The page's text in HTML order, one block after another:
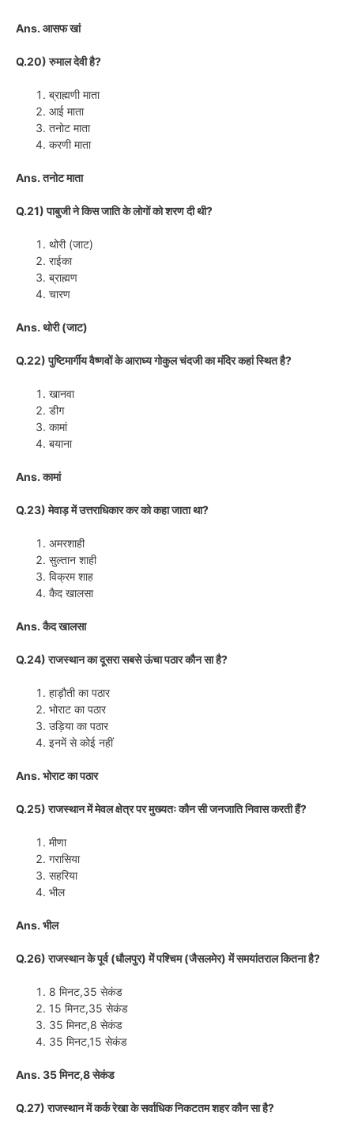
Ans. आसफ खां
Q.20) रुमाल देवी है?
ब्राह्मणी माता
आई माता
तनोट माता
करणी माता
Ans. तनोट माता
Q.21) पाबुजी ने किस जाति के लोगों को शरण दी थी?
थोरी (जाट)
राईका
ब्राह्मण
चारण
Ans. थोरी (जाट)
Q.22) पुष्टिमार्गीय वैष्णवों के आराध्य गोकुल चंदजी का मंदिर कहां स्थित है?
खानवा
डीग
कामां
बयाना
Ans. कामां
Q.23) मेवाड़ में उत्तराधिकार कर को कहा जाता था?
अमरशाही
सुल्तान शाही
विक्रम शाह
कैद खालसा
Ans. कैद खालसा
Q.24) राजस्थान का दूसरा सबसे ऊंचा पठार कौन सा है?
हाड़ौती का पठार
भोराट का पठार
उड़िया का पठार
इनमें से कोई नहीं
Ans. भोराट का पठार
Q.25) राजस्थान में मेवल क्षेत्र पर मुख्यतः कौन सी जनजाति निवास करती हैं?
मीणा
गरासिया
सहरिया
भील
Ans. भील
Q.26) राजस्थान के पूर्व (धौलपुर) में पश्चिम (जैसलमेर) में समयांतराल कितना है?
8 मिनट,35 सेकंड
15 मिनट,35 सेकंड
35 मिनट,8 सेकंड
35 मिनट,15 सेकंड
Ans. 35 मिनट,8 सेकंड
Q.27) राजस्थान में कर्क रेखा के सर्वाधिक निकटतम शहर कौन सा है?